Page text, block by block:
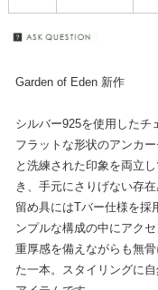
Garden of Eden 新作
シルバー925を使用したチ
フラットな形状のアンカ
と洗練された印象を両立
き、手元にさりげない存在
留め具にはTバー仕様を採
ンプルな構成の中にアク
重厚感を備えながらも無
た一本。スタイリングに